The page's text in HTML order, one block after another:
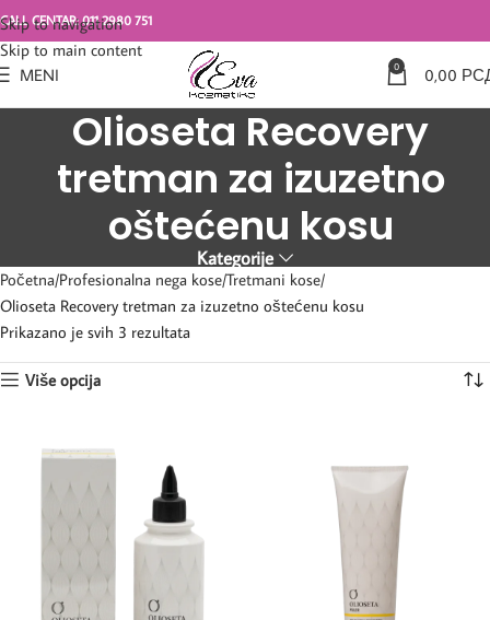
Skip to navigation
Skip to main content
CALL CENTAR: 011 2980 751
MENI 0 0,00
Olioseta Recovery
tretman za izuzetno
oštećenu kosu
Kategorije
Početna Profesionalna nega kose Tretmani kose
Olioseta Recovery tretman za izuzetno oštećenu kosu
Prikazano je svih 3 rezultata
Više opcija